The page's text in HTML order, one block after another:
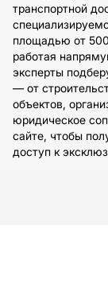
транспортной
площадью от
работая
эксперты
— от
объектов,
юридическое
сайте, чтобы
доступ к